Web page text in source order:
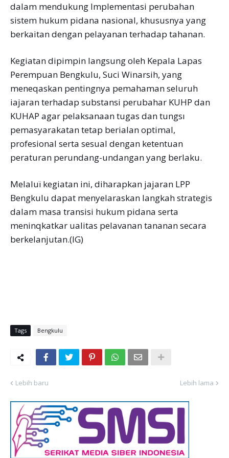
dalam mendukung Implementasi perubahan
sistem hukum pidana nasional, khususnya yang
berkaitan dengan pelayanan terhadap tahanan.
Kegiatan dipimpin langsung oleh Kepala Lapas
Perempuan Bengkulu, Suci Winarsih, yang
meneqaskan pentingnya pemahaman seluruh
iajaran terhadap substansi perubahar KUHP dan
KUHAP agar pelaksanaan tugas dan tungsı
pemasyarakatan tetap berialan optimal,
profesional serta sesual dengan ketentuan
peraturan perundang-undangan yang berlaku.
Melaluï kegiatan ini, diharapkan jajaran LPP
Bengkulu dapat menyelaraskan langkah strategis
dalam masa transisi hukum pidana serta
meninqkatkar ualitas pelavanan tananan secara
berkelanjutan.(IG)
Tags Bengkulu
Lebih baru Lebih lama